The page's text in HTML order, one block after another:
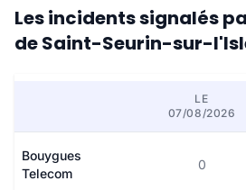
Les incidents signalés
de Saint-Seurin-sur-
LE
07/08/2026
Bouygues
Telecom
0